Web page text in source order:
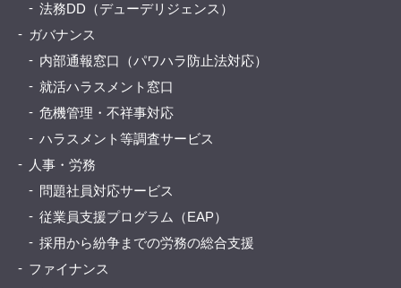
法務DD（デューデリジェンス）
ガバナンス
内部通報窓口（パワハラ防止法対応）
就活ハラスメント窓口
危機管理・不祥事対応
ハラスメント等調査サービス
人事・労務
問題社員対応サービス
従業員支援プログラム（EAP）
採用から紛争までの労務の総合支援
ファイナンス